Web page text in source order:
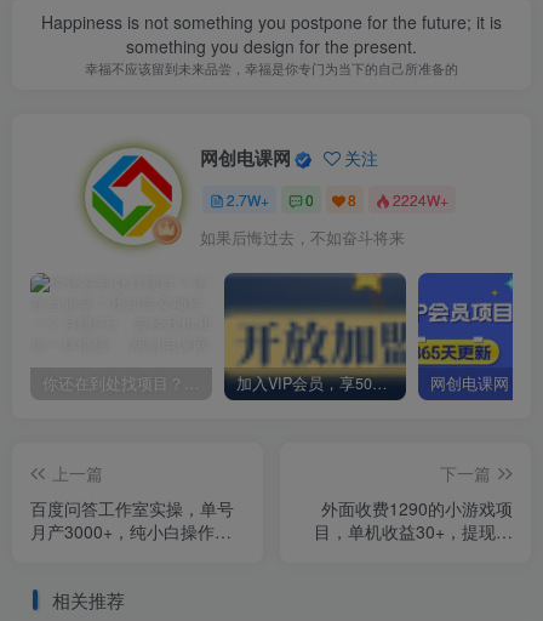
Happiness is not something you postpone for the future; it is
something you design for the present.
幸福不应该留到未来品尝，幸福是你专门为当下的自己所准备的
网创电课网 关注
2.7W+ 0 8 2224W+
如果后悔过去，不如奋斗将来
你还在到处找项目？还在当韭菜？我却靠卖项目一个月赚5万，曾经我也和你一样懵懂。 加入VIP会员，享50%的推广提成，免费学习多种网上创业课程，菜鸟秒变大神！
上一篇
百度问答工作室实操，单号
月产3000+，纯小白操作项
下一篇
外面收费1290的小游戏项
目，单机收益30+，提现秒
相关推荐